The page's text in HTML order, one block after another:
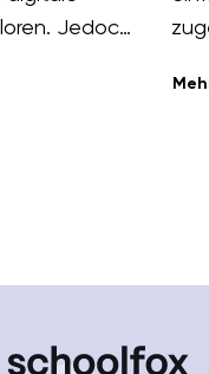
Jedoch
unserer
es um die
der